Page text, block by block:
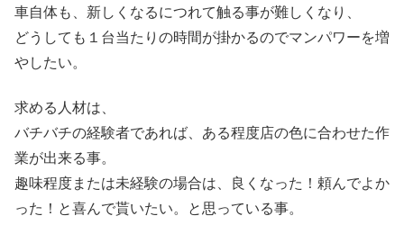
車自体も、新しくなるにつれて触る事が難しくなり、
どうしても１台当たりの時間が掛かるのでマンパワーを増
やしたい。
求める人材は、
バチバチの経験者であれば、ある程度店の色に合わせた作
業が出来る事。
趣味程度または未経験の場合は、良くなった！頼んでよか
った！と喜んで貰いたい。と思っている事。